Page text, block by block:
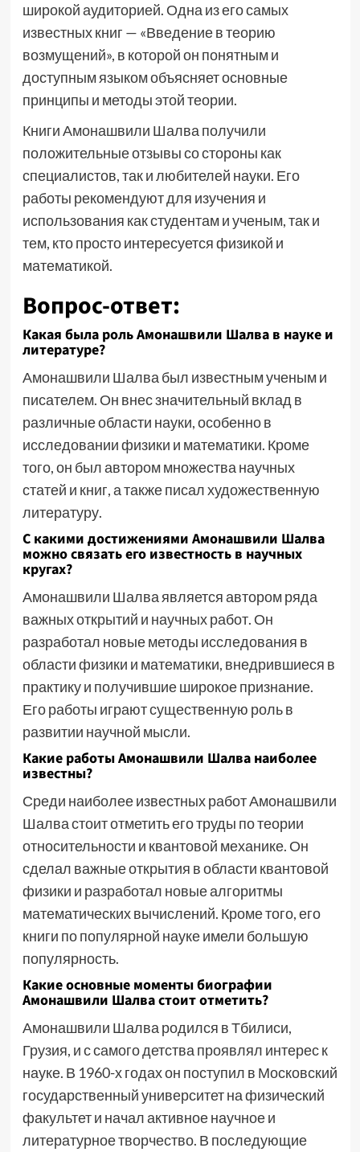
широкой аудиторией. Одна из его самых
известных книг — «Введение в теорию
возмущений», в которой он понятным и
доступным языком объясняет основные
принципы и методы этой теории.
Книги Амонашвили Шалва получили
положительные отзывы со стороны как
специалистов, так и любителей науки. Его
работы рекомендуют для изучения и
использования как студентам и ученым, так и
тем, кто просто интересуется физикой и
математикой.
Вопрос-ответ:
Какая была роль Амонашвили Шалва в науке и
литературе?
Амонашвили Шалва был известным ученым и
писателем. Он внес значительный вклад в
различные области науки, особенно в
исследовании физики и математики. Кроме
того, он был автором множества научных
статей и книг, а также писал художественную
литературу.
С какими достижениями Амонашвили Шалва
можно связать его известность в научных
кругах?
Амонашвили Шалва является автором ряда
важных открытий и научных работ. Он
разработал новые методы исследования в
области физики и математики, внедрившиеся в
практику и получившие широкое признание.
Его работы играют существенную роль в
развитии научной мысли.
Какие работы Амонашвили Шалва наиболее
известны?
Среди наиболее известных работ Амонашвили
Шалва стоит отметить его труды по теории
относительности и квантовой механике. Он
сделал важные открытия в области квантовой
физики и разработал новые алгоритмы
математических вычислений. Кроме того, его
книги по популярной науке имели большую
популярность.
Какие основные моменты биографии
Амонашвили Шалва стоит отметить?
Амонашвили Шалва родился в Тбилиси,
Грузия, и с самого детства проявлял интерес к
науке. В 1960-х годах он поступил в Московский
государственный университет на физический
факультет и начал активное научное и
литературное творчество. В последующие